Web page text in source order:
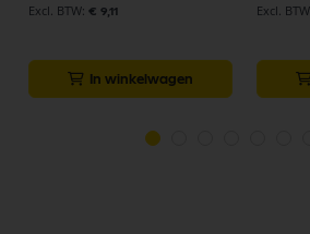
€ 9,11
In winkelwagen